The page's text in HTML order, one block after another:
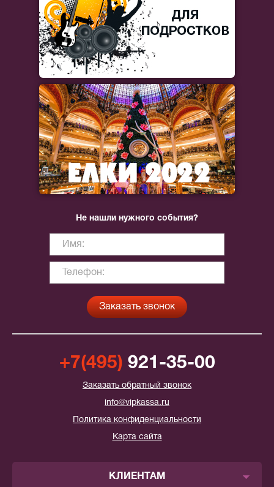
Не нашли нужного события?
+7(495) 921-35-00
Заказать обратный звонок
info@vipkassa.ru
Политика конфиденциальности
Карта сайта
КЛИЕНТАМ